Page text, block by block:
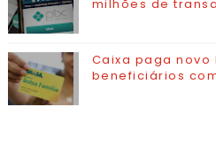
milhões de
Caixa paga novo
beneficiários